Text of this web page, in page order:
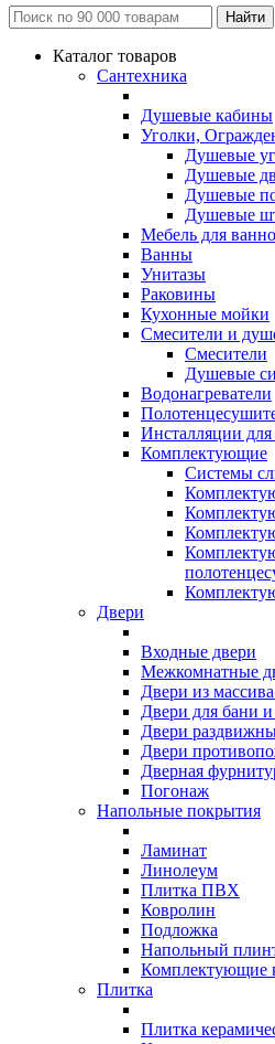
Каталог товаров
Сантехника
Душевые кабины
Уголки,
Душевые
Душевые
Душевые
Душевые
Мебель для
Ванны
Унитазы
Раковины
Кухонные мойки
Смесители и
Смесители
Душевые
Водонагреватели
Инсталляции для
Комплектующие
Системы
Двери
Входные двери
Межкомнатные
Двери из
Двери для бани и
Двери
Двери
Дверная
Погонаж
Напольные покрытия
Ламинат
Линолеум
Плитка ПВХ
Ковролин
Подложка
Напольный
Комплектующие
Плитка
Плитка